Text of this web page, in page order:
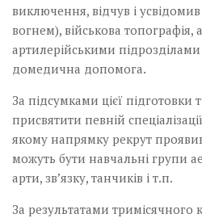
виключення, відчув і
вогнем), військова топографія,
артилерійськими підрозділами
домедична допомога.
За підсумками цієї підготовки
присвятити певній
якому напрямку рекрут
можуть бути навчальні групи
арти, звʼязку, танчиків і т.п.
За результатами тримісячного